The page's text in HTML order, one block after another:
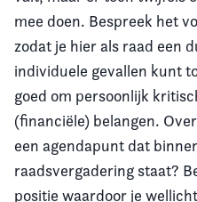
mee doen. Bespreek het
zodat je hier als raad een
individuele gevallen kunt
goed om persoonlijk
(financiële) belangen.
een agendapunt dat
raadsvergadering staat?
positie waardoor je